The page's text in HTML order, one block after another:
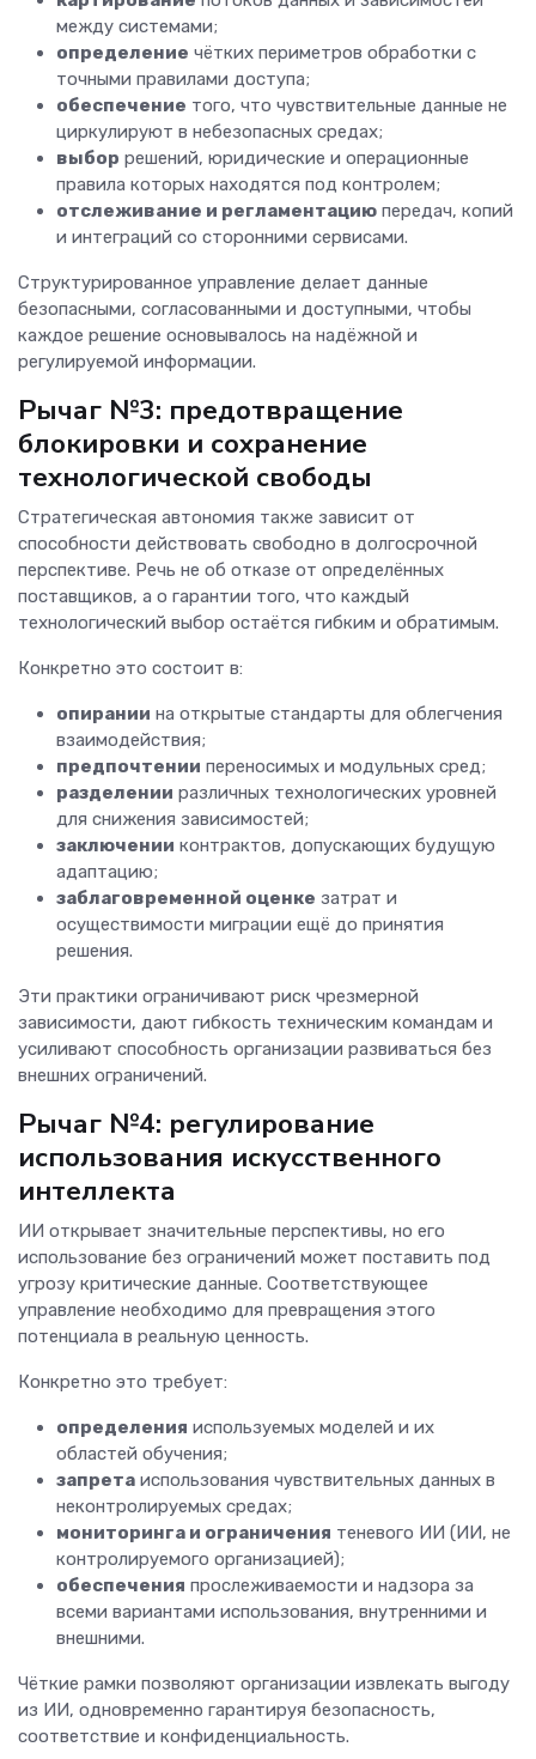
между системами;
определение чётких периметров обработки с
точными правилами доступа;
обеспечение того, что чувствительные данные не
циркулируют в небезопасных средах;
выбор решений, юридические и операционные
правила которых находятся под контролем;
отслеживание и регламентацию передач, копий
и интеграций со сторонними сервисами.
Структурированное управление делает данные
безопасными, согласованными и доступными, чтобы
каждое решение основывалось на надёжной и
регулируемой информации.
Рычаг №3: предотвращение
блокировки и сохранение
технологической свободы
Стратегическая автономия также зависит от
способности действовать свободно в долгосрочной
перспективе. Речь не об отказе от определённых
поставщиков, а о гарантии того, что каждый
технологический выбор остаётся гибким и обратимым.
Конкретно это состоит в:
опирании на открытые стандарты для облегчения
взаимодействия;
предпочтении переносимых и модульных сред;
разделении различных технологических уровней
для снижения зависимостей;
заключении контрактов, допускающих будущую
адаптацию;
заблаговременной оценке затрат и
осуществимости миграции ещё до принятия
решения.
Эти практики ограничивают риск чрезмерной
зависимости, дают гибкость техническим командам и
усиливают способность организации развиваться без
внешних ограничений.
Рычаг №4: регулирование
использования искусственного
интеллекта
ИИ открывает значительные перспективы, но его
использование без ограничений может поставить под
угрозу критические данные. Соответствующее
управление необходимо для превращения этого
потенциала в реальную ценность.
Конкретно это требует:
определения используемых моделей и их
областей обучения;
запрета использования чувствительных данных в
неконтролируемых средах;
мониторинга и ограничения теневого ИИ (ИИ, не
контролируемого организацией);
обеспечения прослеживаемости и надзора за
всеми вариантами использования, внутренними и
внешними.
Чёткие рамки позволяют организации извлекать выгоду
из ИИ, одновременно гарантируя безопасность,
соответствие и конфиденциальность.